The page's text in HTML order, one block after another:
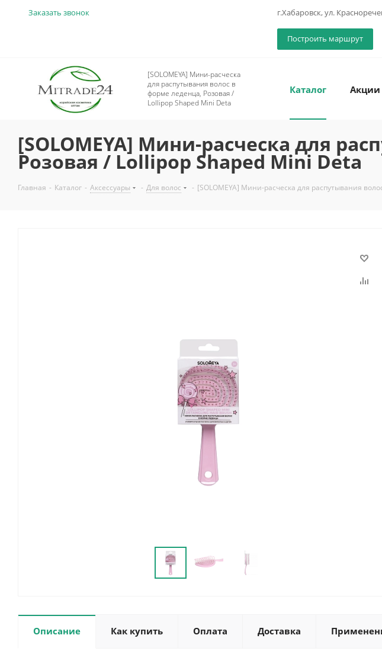
Заказать звонок г.Хабаровск, ул.
Построить маршрут
[SOLOMEYA] Мини-расческа
для распутывания волос в
форме леденца, Розовая /
Lollipop Shaped Mini Deta
Каталог Акции
[SOLOMEYA] Мини-расческа для
Розовая / Lollipop Shaped Mini Deta
Главная - Каталог - Аксессуары - Для волос - [SOLOMEYA] Мини-расческа для распутывания
Описание Как купить Оплата Доставка